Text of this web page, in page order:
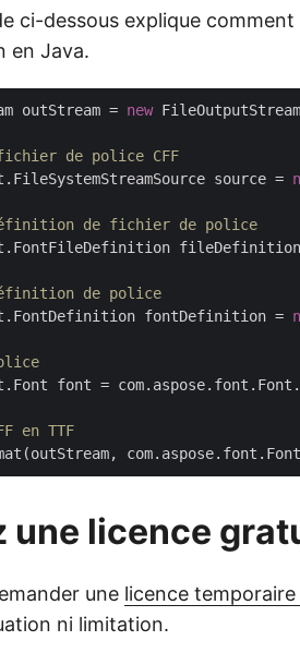
ci-dessous explique
en Java.
outStream = new
de police CFF
source =
de fichier de police
de police
fontDefinition =
font =
en TTF
une licence
une licence
ni limitation.